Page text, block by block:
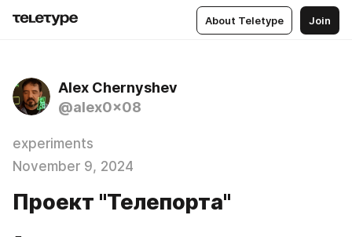
About Teletype Join
Alex Chernyshev
@alex0x08
experiments
November 9, 2024
Проект "Телепорта"